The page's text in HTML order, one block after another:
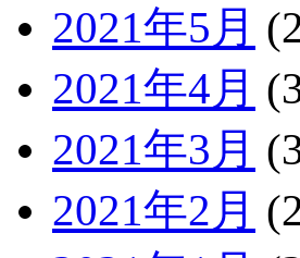
2021年5月
2021年4月
2021年3月
2021年2月